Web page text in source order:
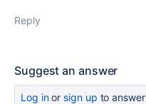
Reply
Suggest an answer
Log inor sign up to answer